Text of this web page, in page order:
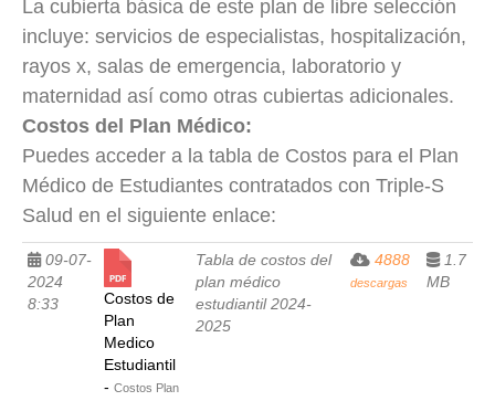
La cubierta básica de este plan de libre selección
incluye: servicios de especialistas, hospitalización,
rayos x, salas de emergencia, laboratorio y
maternidad así como otras cubiertas adicionales.
Costos del Plan Médico:
Puedes acceder a la tabla de Costos para el Plan
Médico de Estudiantes contratados con Triple-S
Salud en el siguiente enlace:
09-07-
2024
8:33
Costos de
Plan
Medico
Estudiantil
- Costos Plan
Tabla de costos del
plan médico
estudiantil 2024-
2025
4888
descargas
1.7
MB